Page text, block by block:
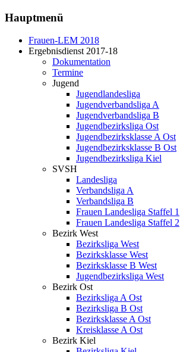
Hauptmenü
Frauen-LEM 2018
Ergebnisdienst 2017-18
Dokumentation
Termine
Jugend
Jugendlandesliga
Jugendverbandsliga A
Jugendverbandsliga B
Jugendbezirksliga Ost
Jugendbezirksklasse A Ost
Jugendbezirksklasse B Ost
Jugendbezirksliga Kiel
SVSH
Landesliga
Verbandsliga A
Verbandsliga B
Frauen Landesliga Staffel 1
Frauen Landesliga Staffel 2
Bezirk West
Bezirksliga West
Bezirksklasse West
Bezirksklasse B West
Jugendbezirksliga West
Bezirk Ost
Bezirksliga A Ost
Bezirksliga B Ost
Bezirksklasse A Ost
Kreisklasse A Ost
Bezirk Kiel